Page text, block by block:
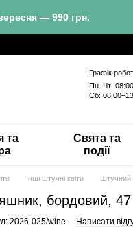
— 990 грн.
Графік
Пн–Чт:
Сб:
та
Свята та
події
Інші штучні квіти Штучний
бордовий,
2026-025/wine Написати